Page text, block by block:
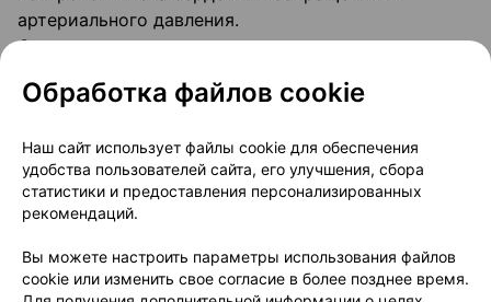
артериального давления.
Сильную тахикардию и тахиаритмию можно
неселекгивные бета - адреноблокаторы, такие,
необходима подача кислорода и контроль
системы кровообращения. Увеличение
артериального давления у пациентов с
снимается с помощью периферических
сосудорасширяющих средств.
Обработка файлов cookie
Наш сайт использует файлы cookie для обеспечения
удобства пользователей сайта, его улучшения, сбора
статистики и предоставления персонализированных
рекомендаций.
Вы можете настроить параметры использования файлов
cookie или изменить свое согласие в более позднее время.